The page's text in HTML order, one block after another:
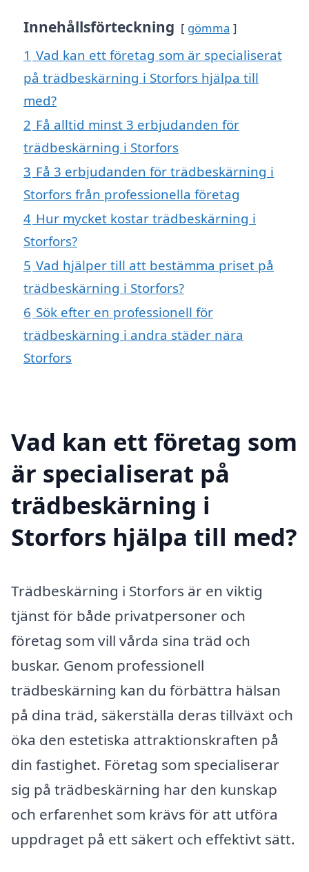
Innehållsförteckning gömma
1 Vad kan ett företag som är specialiserat
på trädbeskärning i Storfors hjälpa till
med?
2 Få alltid minst 3 erbjudanden för
trädbeskärning i Storfors
3 Få 3 erbjudanden för trädbeskärning i
Storfors från professionella företag
4 Hur mycket kostar trädbeskärning i
Storfors?
5 Vad hjälper till att bestämma priset på
trädbeskärning i Storfors?
6 Sök efter en professionell för
trädbeskärning i andra städer nära
Storfors
Vad kan ett företag som
är specialiserat på
trädbeskärning i
Storfors hjälpa till med?
Trädbeskärning i Storfors är en viktig
tjänst för både privatpersoner och
företag som vill vårda sina träd och
buskar. Genom professionell
trädbeskärning kan du förbättra hälsan
på dina träd, säkerställa deras tillväxt och
öka den estetiska attraktionskraften på
din fastighet. Företag som specialiserar
sig på trädbeskärning har den kunskap
och erfarenhet som krävs för att utföra
uppdraget på ett säkert och effektivt sätt.